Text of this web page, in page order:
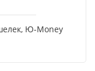
Ю-Money